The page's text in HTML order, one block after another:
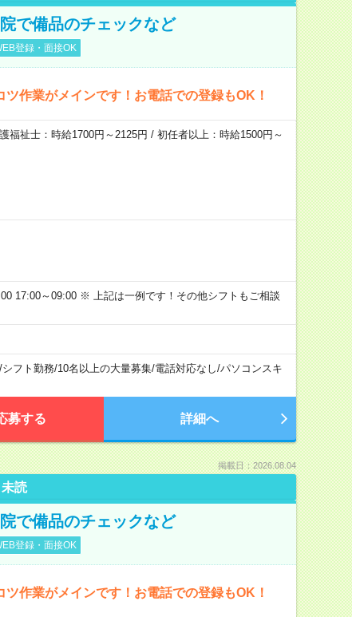
で備品のチェックなど
登録・面接OK
作業がメインです！お電話での登録もOK！
福祉士：時給1700円～2125円 / 初任者以上：時給1500円～
17:00～09:00 ※ 上記は一例です！その他シフトもご相談
/シフト勤務/10名以上の大量募集/電話対応なし/パソコンスキ
募する 詳細へ
掲載日：2026.08.04
未読
で備品のチェックなど
登録・面接OK
作業がメインです！お電話での登録もOK！